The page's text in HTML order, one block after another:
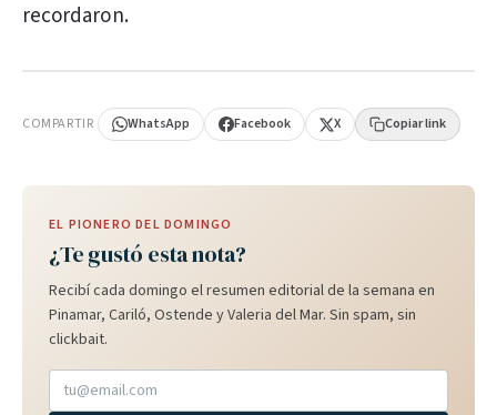
recordaron.
COMPARTIR WhatsApp Facebook X Copiar link
EL PIONERO DEL DOMINGO
¿Te gustó esta nota?
Recibí cada domingo el resumen editorial de la semana en
Pinamar, Cariló, Ostende y Valeria del Mar. Sin spam, sin
clickbait.